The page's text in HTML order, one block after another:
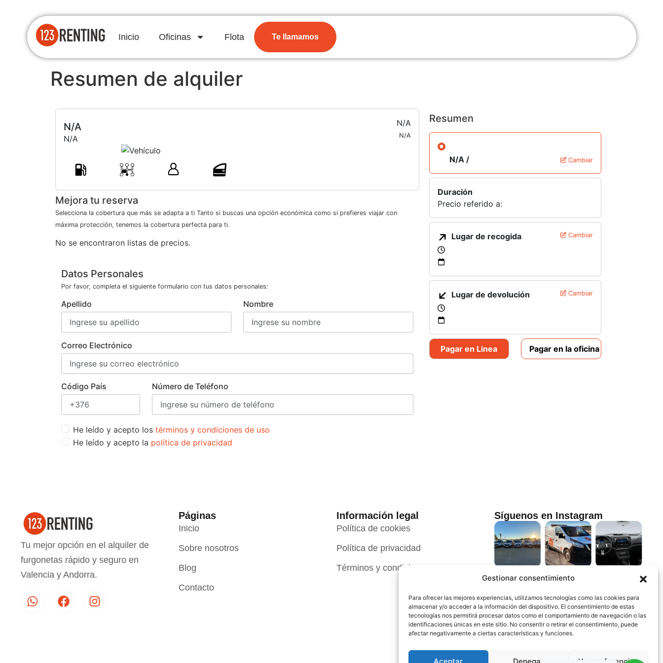
Gestionar consentimiento
Para ofrecer las mejores experiencias, utilizamos tecnologías como las cookies para
almacenar y/o acceder a la información del dispositivo. El consentimiento de estas
tecnologías nos permitirá procesar datos como el comportamiento de navegación o las
identificaciones únicas en este sitio. No consentir o retirar el consentimiento, puede
afectar negativamente a ciertas características y funciones.
Aceptar Denegar Ver preferencias
Inicio Oficinas Flota Te llamamos
Resumen de alquiler
N/A
N/A
N/A
N/A
Mejora tu reserva
Selecciona la cobertura que más se adapta a ti Tanto si buscas una opción económica como si prefieres viajar con
máxima protección, tenemos la cobertura perfecta para ti.
No se encontraron listas de precios.
Datos Personales
Por favor, completa el siguiente formulario con tus datos personales:
Apellido Nombre
Correo Electrónico
Código País Número de Teléfono
He leído y acepto los términos y condiciones de uso
He leído y acepto la política de privacidad
Resumen
N/A / Cambiar
Duración
Precio referido a:
Lugar de recogida Cambiar
Lugar de devolución Cambiar
Pagar en Linea Pagar en la oficina
Tu mejor opción en el alquiler de
furgonetas rápido y seguro en
Valencia y Andorra.
Páginas
Inicio
Sobre nosotros
Blog
Contacto
Información legal
Política de cookies
Política de privacidad
Términos y condiciones
Síguenos en Instagram